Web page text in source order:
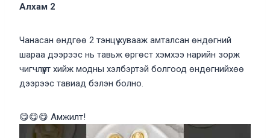
Алхам 2
Чанасан өндгөө 2 тэнцүү хувааж амталсан өндөгний
шараа дээрээс нь тавьж өргөст хэмхээ нарийн зорж
чигчлүүрт хийж модны хэлбэртэй болгоод өндөгнийхөө
дээрээс тавиад бэлэн болно.
😋😋😋 Амжилт!